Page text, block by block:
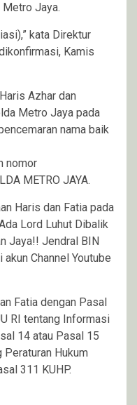
Jaya.
kata Direktur
Kamis
Azhar dan
Metro Jaya pada
nama baik
nomor
METRO JAYA.
Haris dan Fatia pada
Lord Luhut Dibalik
Jaya!! Jendral BIN
Channel Youtube
Fatia dengan Pasal
RI tentang Informasi
14 atau Pasal 15
Peraturan Hukum
311 KUHP.